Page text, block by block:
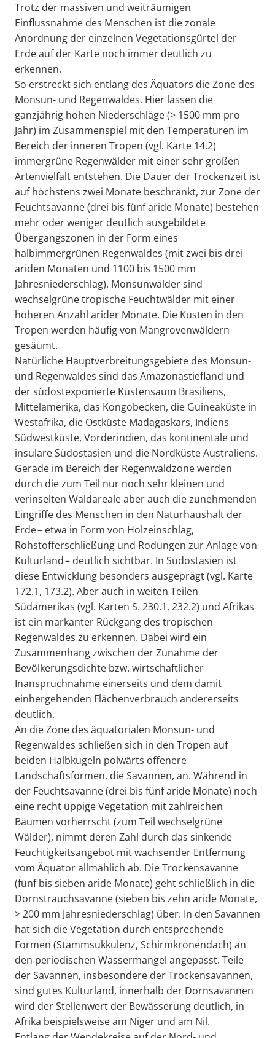
Trotz der massiven und weiträumigen
Einflussnahme des Menschen ist die zonale
Anordnung der einzelnen Vegetationsgürtel der
Erde auf der Karte noch immer deutlich zu
erkennen.
So erstreckt sich entlang des Äquators die Zone des
Monsun- und Regenwaldes. Hier lassen die
ganzjährig hohen Niederschläge (> 1500 mm pro
Jahr) im Zusammenspiel mit den Temperaturen im
Bereich der inneren Tropen (vgl. Karte 14.2)
immergrüne Regenwälder mit einer sehr großen
Artenvielfalt entstehen. Die Dauer der Trockenzeit ist
auf höchstens zwei Monate beschränkt, zur Zone der
Feuchtsavanne (drei bis fünf aride Monate) bestehen
mehr oder weniger deutlich ausgebildete
Übergangszonen in der Form eines
halbimmergrünen Regenwaldes (mit zwei bis drei
ariden Monaten und 1100 bis 1500 mm
Jahresniederschlag). Monsunwälder sind
wechselgrüne tropische Feuchtwälder mit einer
höheren Anzahl arider Monate. Die Küsten in den
Tropen werden häufig von Mangrovenwäldern
gesäumt.
Natürliche Hauptverbreitungsgebiete des Monsun-
und Regenwaldes sind das Amazonastiefland und
der südostexponierte Küstensaum Brasiliens,
Mittelamerika, das Kongobecken, die Guineaküste in
Westafrika, die Ostküste Madagaskars, Indiens
Südwestküste, Vorderindien, das kontinentale und
insulare Südostasien und die Nordküste Australiens.
Gerade im Bereich der Regenwaldzone werden
durch die zum Teil nur noch sehr kleinen und
verinselten Waldareale aber auch die zunehmenden
Eingriffe des Menschen in den Naturhaushalt der
Erde – etwa in Form von Holzeinschlag,
Rohstofferschließung und Rodungen zur Anlage von
Kulturland – deutlich sichtbar. In Südostasien ist
diese Entwicklung besonders ausgeprägt (vgl. Karte
172.1, 173.2). Aber auch in weiten Teilen
Südamerikas (vgl. Karten S. 230.1, 232.2) und Afrikas
ist ein markanter Rückgang des tropischen
Regenwaldes zu erkennen. Dabei wird ein
Zusammenhang zwischen der Zunahme der
Bevölkerungsdichte bzw. wirtschaftlicher
Inanspruchnahme einerseits und dem damit
einhergehenden Flächenverbrauch andererseits
deutlich.
An die Zone des äquatorialen Monsun- und
Regenwaldes schließen sich in den Tropen auf
beiden Halbkugeln polwärts offenere
Landschaftsformen, die Savannen, an. Während in
der Feuchtsavanne (drei bis fünf aride Monate) noch
eine recht üppige Vegetation mit zahlreichen
Bäumen vorherrscht (zum Teil wechselgrüne
Wälder), nimmt deren Zahl durch das sinkende
Feuchtigkeitsangebot mit wachsender Entfernung
vom Äquator allmählich ab. Die Trockensavanne
(fünf bis sieben aride Monate) geht schließlich in die
Dornstrauchsavanne (sieben bis zehn aride Monate,
> 200 mm Jahresniederschlag) über. In den Savannen
hat sich die Vegetation durch entsprechende
Formen (Stammsukkulenz, Schirmkronendach) an
den periodischen Wassermangel angepasst. Teile
der Savannen, insbesondere der Trockensavannen,
sind gutes Kulturland, innerhalb der Dornsavannen
wird der Stellenwert der Bewässerung deutlich, in
Afrika beispielsweise am Niger und am Nil.